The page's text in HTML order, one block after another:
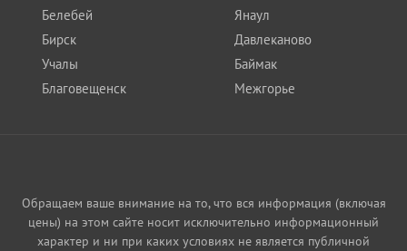
Белебей
Бирск
Учалы
Благовещенск
Янаул
Давлеканово
Баймак
Межгорье
Обращаем ваше внимание на то, что вся информация (включая
цены) на этом сайте носит исключительно информационный
характер и ни при каких условиях не является публичной